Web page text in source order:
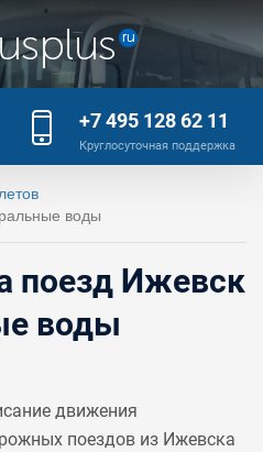
+7 495 128 62 11
Круглосуточная поддержка
воды
поезд Ижевск
воды
движения
поездов из Ижевска